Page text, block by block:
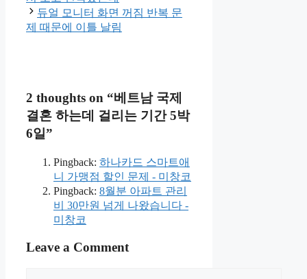
듀얼 모니터 화면 꺼짐 반복 문
제 때문에 이틀 날림
2 thoughts on “베트남 국제
결혼 하는데 걸리는 기간 5박
6일”
Pingback: 하나카드 스마트애
니 가맹점 할인 문제 - 미창코
Pingback: 8월분 아파트 관리
비 30만원 넘게 나왔습니다 -
미창코
Leave a Comment